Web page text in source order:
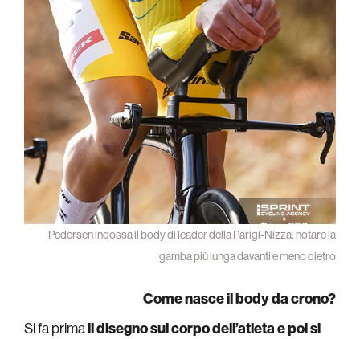
Pedersen indossa il body di leader della Parigi-Nizza: notare la
gamba più lunga davanti e meno dietro
Come nasce il body da crono?
Si fa primail disegno sul corpo dell’atleta e poi si